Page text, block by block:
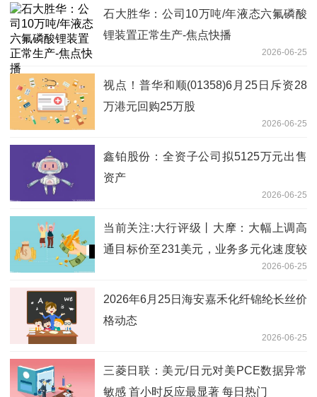
石大胜华：公司10万吨/年液态六氟磷酸
锂装置正常生产-焦点快播
2026-06-25
视点！普华和顺(01358)6月25日斥资28
万港元回购25万股
2026-06-25
鑫铂股份：全资子公司拟5125万元出售
资产
2026-06-25
当前关注:大行评级丨大摩：大幅上调高
通目标价至231美元，业务多元化速度较
2026-06-25
2026年6月25日海安嘉禾化纤锦纶长丝价
格动态
2026-06-25
三菱日联：美元/日元对美PCE数据异常
敏感 首小时反应最显著 每日热门